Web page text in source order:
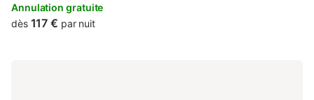
chèvrefeuilles. Notre gîte de charme de 75 m² récemment
rénové dans une demeure du XVIII ème est un lieu paisible et
Annulation gratuite
dès 117 € par nuit